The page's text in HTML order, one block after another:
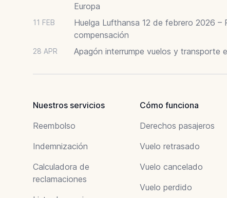
Europa
11 FEB
Huelga Lufthansa 12 de febrero 2026 –
compensación
28 APR Apagón interrumpe vuelos y transporte
Nuestros servicios
Reembolso
Indemnización
Calculadora de
reclamaciones
Cómo funciona
Derechos pasajeros
Vuelo retrasado
Vuelo cancelado
Vuelo perdido